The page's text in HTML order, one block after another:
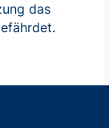
das